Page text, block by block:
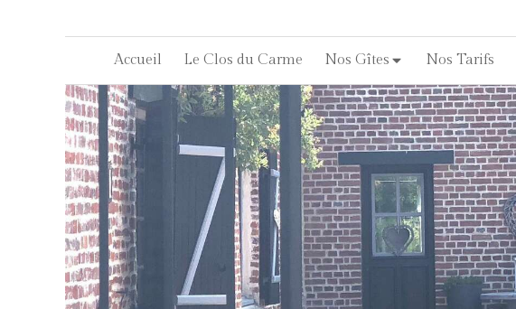
Accueil Le Clos du Carme Nos Gîtes Nos Tarifs